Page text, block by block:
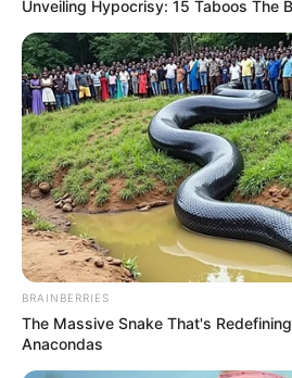
Unveiling Hypocrisy: 15 Taboos The
BRAINBERRIES
The Massive Snake That's
Anacondas